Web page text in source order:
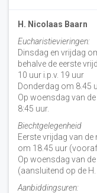
H. Nicolaas Baarn
Eucharistievieringen:
Dinsdag en vrijdag
behalve de eerste
10 uur i.p.v. 19 uur
Donderdag om 8.45
Op woensdag van
8:45 uur.
Biechtgelegenheid
Eerste vrijdag van
om 18.45 uur
Op woensdag van
(aansluitend op de
Aanbiddingsuren: